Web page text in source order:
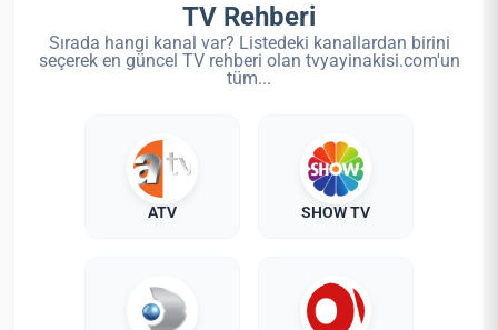
TV Rehberi
Sırada hangi kanal var? Listedeki kanallardan birini
seçerek en güncel TV rehberi olan tvyayinakisi.com'un
tüm...
ATV SHOW TV